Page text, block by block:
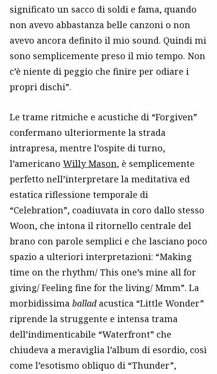
significato un sacco di soldi e fama, quando
non avevo abbastanza belle canzoni o non
avevo ancora definito il mio sound. Quindi mi
sono semplicemente preso il mio tempo. Non
c’è niente di peggio che finire per odiare i
propri dischi”.
Le trame ritmiche e acustiche di “Forgiven”
confermano ulteriormente la strada
intrapresa, mentre l’ospite di turno,
l’americano Willy Mason, è semplicemente
perfetto nell’interpretare la meditativa ed
estatica riflessione temporale di
“Celebration”, coadiuvata in coro dallo stesso
Woon, che intona il ritornello centrale del
brano con parole semplici e che lasciano poco
spazio a ulteriori interpretazioni: “Making
time on the rhythm/ This one’s mine all for
giving/ Feeling fine for the living/ Mmm”. La
morbidissima balladacustica “Little Wonder”
riprende la struggente e intensa trama
dell’indimenticabile “Waterfront” che
chiudeva a meraviglia l’album di esordio, così
come l’esotismo obliquo di “Thunder”,